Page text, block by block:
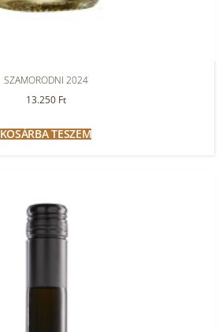
SZAMORODNI 2024
13.250 Ft
KOSÁRBA TESZEM